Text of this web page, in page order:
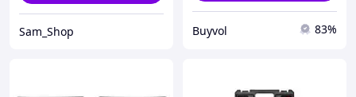
Sam_Shop Buyvol 83%